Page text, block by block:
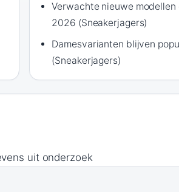
Verwachte nieuwe modellen
2026 (Sneakerjagers)
Damesvarianten blijven
(Sneakerjagers)
uit onderzoek